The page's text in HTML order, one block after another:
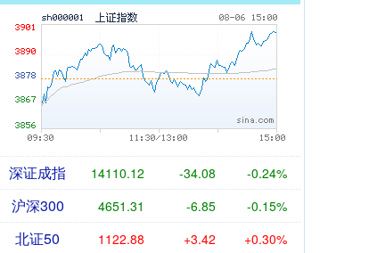
深证成指 14110.12 -34.08 -0.24%
沪深300 4651.31 -6.85 -0.15%
北证50 1122.88 +3.42 +0.30%